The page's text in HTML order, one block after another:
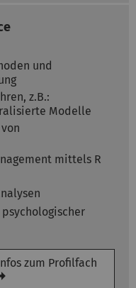
und
z.B.:
Modelle
mittels R
zum Profilfach